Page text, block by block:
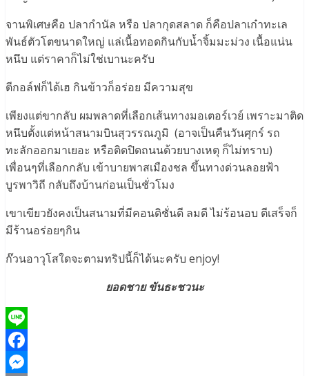
จานพิเศษคือ ปลากำนัล หรือ ปลากุดสลาด ก็คือปลาเก๋าทะเล
พันธ์ตัวโตขนาดใหญ่ แล่เนื้อทอดกินกับน้ำจิ้มมะม่วง เนื้อแน่น
หนึบ แต่ราคาก็ไม่ใช่เบานะครับ
ตีกอล์ฟก็ได้เฮ กินข้าวก็อร่อย มีความสุข
เพียงแต่ขากลับ ผมพลาดที่เลือกเส้นทางมอเตอร์เวย์ เพราะมาติด
หนึบตั้งแต่หน้าสนามบินสุวรรณภูมิ (อาจเป็นคืนวันศุกร์ รถ
ทะลักออกมาเยอะ หรือติดปิดถนนด้วยบางเหตุ ก็ไม่ทราบ)
เพื่อนๆที่เลือกกลับ เข้าบายพาสเมืองชล ขึ้นทางด่วนลอยฟ้า
บูรพาวิถี กลับถึงบ้านก่อนเป็นชั่วโมง
เขาเขียวยังคงเป็นสนามที่มีคอนดิชั่นดี ลมดี ไม่ร้อนอบ ตีเสร็จก็
มีร้านอร่อยๆกิน
ก๊วนอาวุโสใดจะตามทริปนี้ก็ได้นะครับ enjoy!
ยอดชาย ขันธะชวนะ
Line
Facebook